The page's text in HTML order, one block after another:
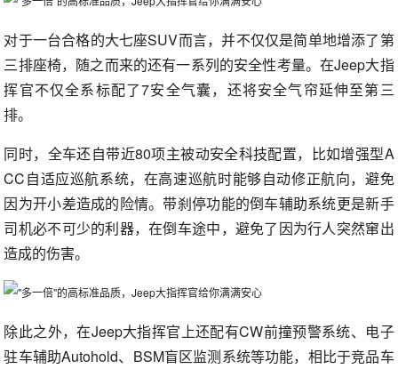
对于一台合格的大七座SUV而言，并不仅仅是简单地增添了第
三排座椅，随之而来的还有一系列的安全性考量。在Jeep大指
挥官不仅全系标配了7安全气囊，还将安全气帘延伸至第三
排。
同时，全车还自带近80项主被动安全科技配置，比如增强型A
CC自适应巡航系统，在高速巡航时能够自动修正航向，避免
因为开小差造成的险情。带刹停功能的倒车辅助系统更是新手
司机必不可少的利器，在倒车途中，避免了因为行人突然窜出
造成的伤害。
除此之外，在Jeep大指挥官上还配有CW前撞预警系统、电子
驻车辅助Autohold、BSM盲区监测系统等功能，相比于竞品车